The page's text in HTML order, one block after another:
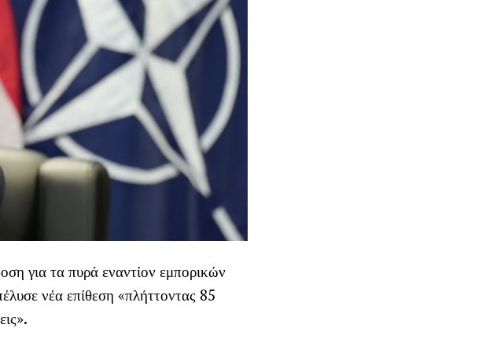
για τα πυρά εναντίον εμπορικών
νέα επίθεση «πλήττοντας 85